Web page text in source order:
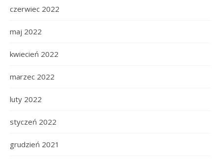
czerwiec 2022
maj 2022
kwiecień 2022
marzec 2022
luty 2022
styczeń 2022
grudzień 2021